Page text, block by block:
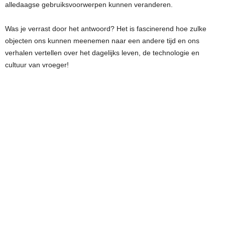
alledaagse gebruiksvoorwerpen kunnen veranderen.
Was je verrast door het antwoord? Het is fascinerend hoe zulke
objecten ons kunnen meenemen naar een andere tijd en ons
verhalen vertellen over het dagelijks leven, de technologie en
cultuur van vroeger!